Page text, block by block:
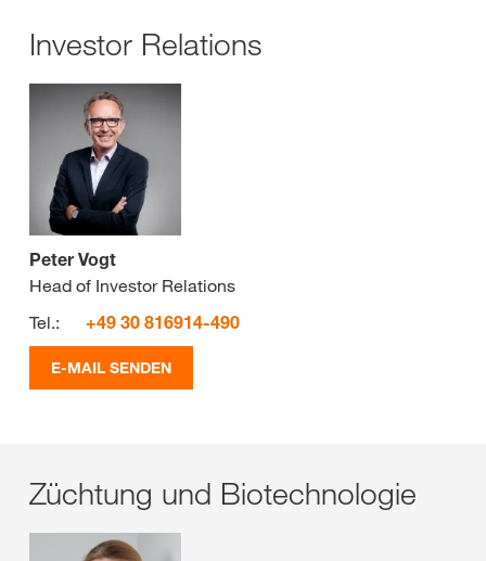
Investor Relations
Peter Vogt
Head of Investor Relations
Tel.:
+49 30 816914-490
E-MAIL SENDEN
Züchtung und Biotechnologie